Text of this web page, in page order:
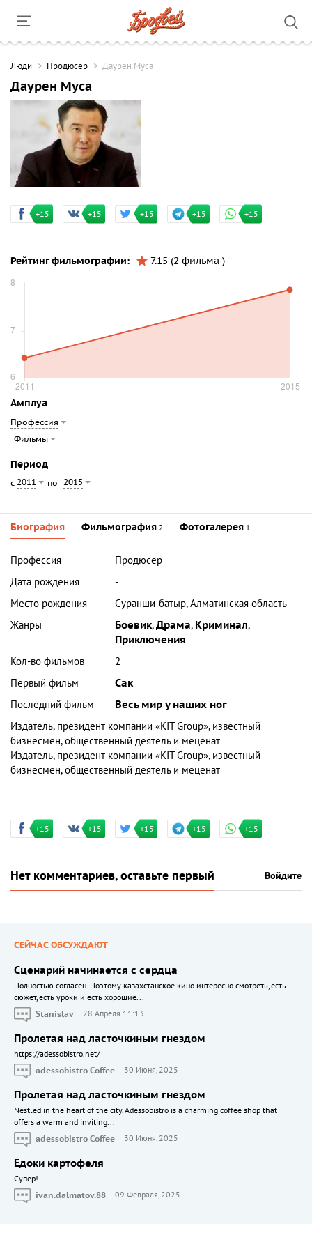
Люди Продюсер Даурен Муса
Даурен Муса
+15 +15 +15 +15 +15
Рейтинг фильмографии: 7.15 (2 фильма )
Амплуа
Профессия
Фильмы
Период
с 2011 по 2015
Биография Фильмография 2 Фотогалерея 1
Профессия
Продюсер
Дата рождения
-
Место рождения
Суранши-батыр, Алматинская область
Жанры
Боевик,Драма, Криминал,
Приключения
Кол-во фильмов
2
Первый фильм
Сак
Последний фильм
Весь мир у наших ног
Издатель, президент компании «KIT Group», известный
бизнесмен, общественный деятель и меценат
Издатель, президент компании «KIT Group», известный
бизнесмен, общественный деятель и меценат
+15 +15 +15 +15 +15
Нет комментариев, оставьте первый Войдите
СЕЙЧАС ОБСУЖДАЮТ
Сценарий начинается с сердца
Полностью согласен. Поэтому казахстанское кино интересно смотреть, есть
сюжет, есть уроки и есть хорошие...
Stanislav
28 Апреля 11:13
Пролетая над ласточкиным гнездом
https://adessobistro.net/
adessobistro Coffee
30 Июня, 2025
Пролетая над ласточкиным гнездом
Nestled in the heart of the city, Adessobistro is a charming coffee shop that
offers a warm and inviting...
adessobistro Coffee
30 Июня, 2025
Едоки картофеля
Cупер!
ivan.dalmatov.88
09 Февраля, 2025